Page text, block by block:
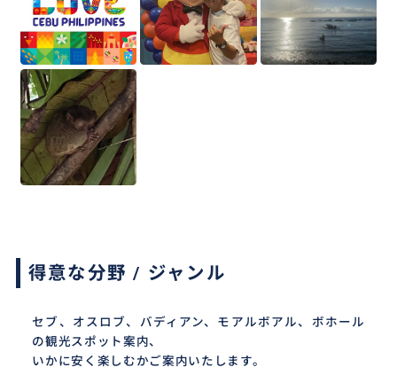
得意な分野 / ジャンル
セブ、オスロブ、バディアン、モアルボアル、ボホール
の観光スポット案内、
いかに安く楽しむかご案内いたします。